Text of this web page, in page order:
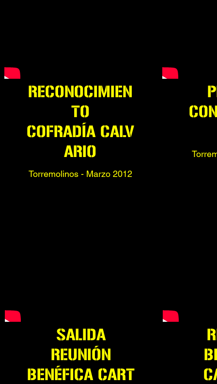
RECONOCIMIEN
TO
COFRADÍACALV
ARIO
Torremolinos - Marzo 2012
SALIDA
REUNIÓN
BENÉFICACART